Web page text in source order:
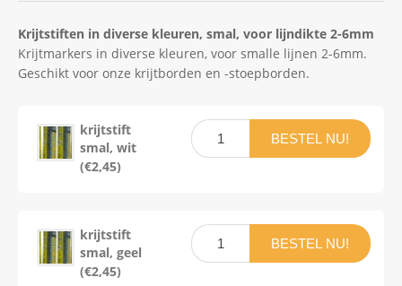
Krijtstiften in diverse kleuren, smal, voor lijndikte 2-6mm
Krijtmarkers in diverse kleuren, voor smalle lijnen 2-6mm.
Geschikt voor onze krijtborden en -stoepborden.
krijtstift
smal, wit
(€2,45)
BESTEL NU!
krijtstift
smal, geel
(€2,45)
BESTEL NU!